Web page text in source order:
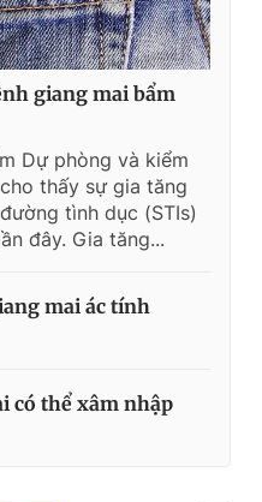
giang mai bẩm
Dự phòng và kiểm
thấy sự gia tăng
tình dục (STIs)
đây. Gia tăng...
mai ác tính
có thể xâm nhập